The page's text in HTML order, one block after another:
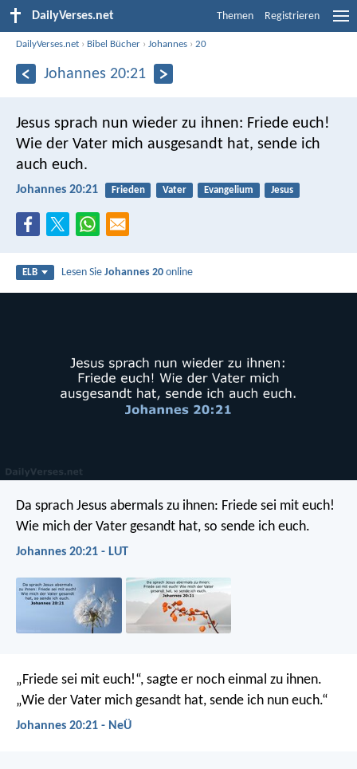
DailyVerses.net Themen Registrieren
DailyVerses.net › Bibel Bücher ›Johannes ›20
Johannes 20:21
Jesus sprach nun wieder zu ihnen: Friede euch!
Wie der Vater mich ausgesandt hat, sende ich
auch euch.
Johannes 20:21 Frieden Vater Evangelium Jesus
ELB Lesen SieJohannes 20 online
Da sprach Jesus abermals zu ihnen: Friede sei mit euch!
Wie mich der Vater gesandt hat, so sende ich euch.
Johannes 20:21 - LUT
„Friede sei mit euch!“, sagte er noch einmal zu ihnen.
„Wie der Vater mich gesandt hat, sende ich nun euch.“
Johannes 20:21 - NeÜ